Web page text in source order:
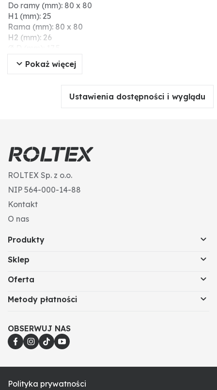
Do ramy (mm): 80 x 80
H1 (mm): 25
Rama (mm): 80 x 80
H2 (mm): 26
H (mm): 81
Do zębów (mm): 25 x 25
Pokaż więcej
Ustawienia dostępności i wyglądu
ROLTEX Sp. z o.o.
NIP 564-000-14-88
Kontakt
O nas
Produkty
Sklep
Oferta
Metody płatności
OBSERWUJ NAS
Polityka prywatności